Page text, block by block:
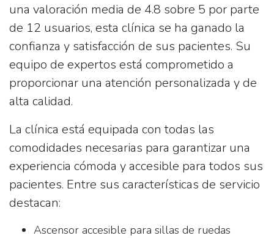
una valoración media de 4.8 sobre 5 por parte
de 12 usuarios, esta clínica se ha ganado la
confianza y satisfacción de sus pacientes. Su
equipo de expertos está comprometido a
proporcionar una atención personalizada y de
alta calidad.
La clínica está equipada con todas las
comodidades necesarias para garantizar una
experiencia cómoda y accesible para todos sus
pacientes. Entre sus características de servicio
destacan:
Ascensor accesible para sillas de ruedas